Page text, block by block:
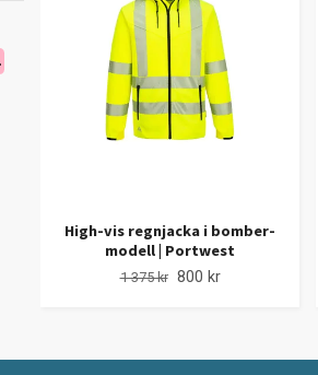
High-vis regnjacka i bomber-
modell | Portwest
1 375 kr 800 kr